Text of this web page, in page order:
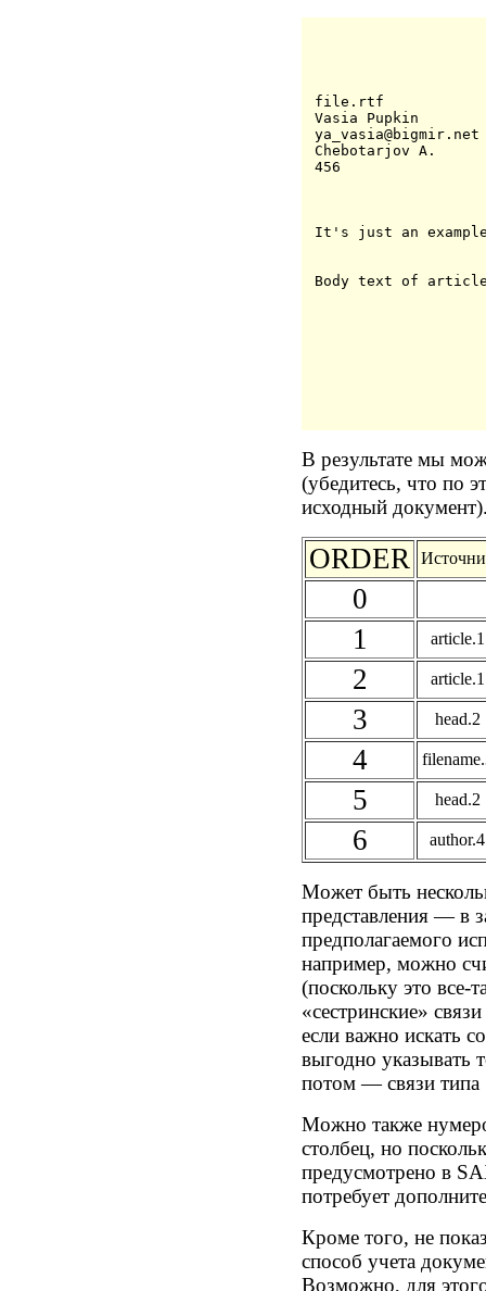
file.rtf
Vasia Pupkin
ya_vasia@bigmir.net
Chebotarjov A.
456
It's just an
В результате мы
(убедитесь, что по
исходный
ORDER
0
1
article.1
2 article.1
3 head.2
4
5 head.2
6 author.4
Может быть
представления — в
предполагаемого
например, можно
(поскольку это все-
«сестринские»
если важно искать
выгодно указывать
потом — связи
Можно также
столбец, но
предусмотрено в
потребует
Кроме того, не
способ учета
Возможно, для